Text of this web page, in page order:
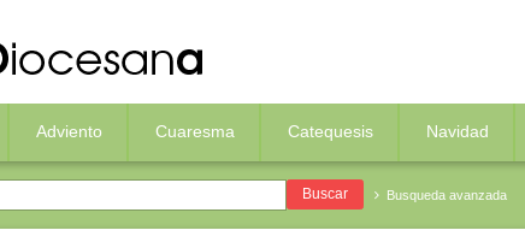
Adviento Cuaresma Catequesis Navidad
Busqueda avanzada